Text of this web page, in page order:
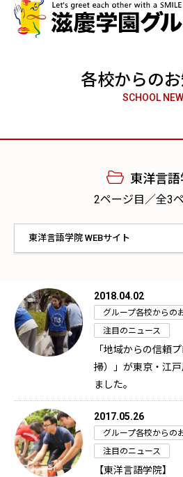
各校からの
SCHOOL
東洋言
2ページ目／全3
東洋言語学院 WEBサイト
2018.04.02
グループ各校からの
注目のニュース
「地域からの信頼
掃）」が東京・江
ました。
2017.05.26
グループ各校からの
注目のニュース
【東洋言語学院】